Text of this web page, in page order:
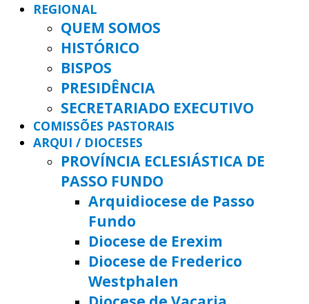
REGIONAL
QUEM SOMOS
HISTÓRICO
BISPOS
PRESIDÊNCIA
SECRETARIADO EXECUTIVO
COMISSÕES PASTORAIS
ARQUI / DIOCESES
PROVÍNCIA ECLESIÁSTICA DE
PASSO FUNDO
Arquidiocese de Passo
Fundo
Diocese de Erexim
Diocese de Frederico
Westphalen